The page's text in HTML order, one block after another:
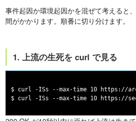
事件起因か環境起因かを混ぜて考えると
間がかかります。順番に切り分けます。
1. 上流の生死を curl で見る
$ curl -ISs --max-time 10 https://